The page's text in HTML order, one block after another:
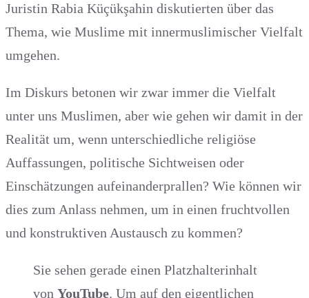
Juristin Rabia Küçükşahin diskutierten über das
Thema, wie Muslime mit innermuslimischer Vielfalt
umgehen.
Im Diskurs betonen wir zwar immer die Vielfalt
unter uns Muslimen, aber wie gehen wir damit in der
Realität um, wenn unterschiedliche religiöse
Auffassungen, politische Sichtweisen oder
Einschätzungen aufeinanderprallen? Wie können wir
dies zum Anlass nehmen, um in einen fruchtvollen
und konstruktiven Austausch zu kommen?
Sie sehen gerade einen Platzhalterinhalt
von YouTube. Um auf den eigentlichen